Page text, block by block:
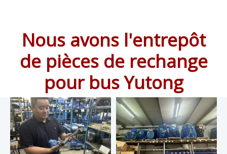
Nous avons l'entrepôt
de pièces de rechange
pour bus Yutong